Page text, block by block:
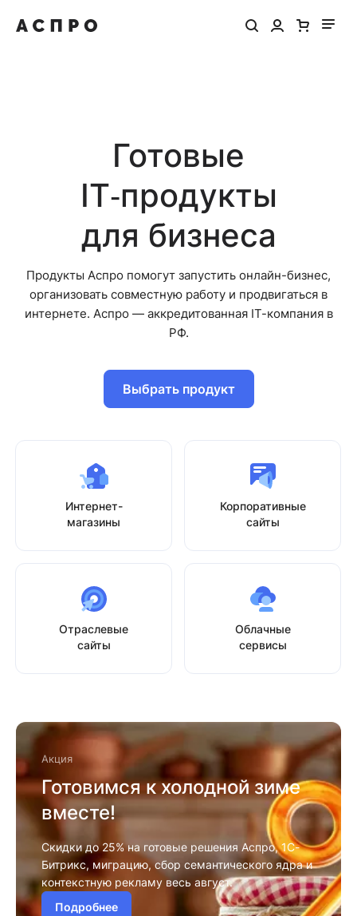
Готовые
IT‑продукты
для бизнеса
Продукты Аспро помогут запустить онлайн-бизнес,
организовать совместную работу и продвигаться в
интернете. Аспро — аккредитованная IT-компания в
РФ.
Интернет-
магазины
Корпоративные
сайты
Отраслевые
сайты
Облачные
сервисы
Выбрать продукт
Акция
Готовимся к холодной зиме
вместе!
Скидки до 25% на готовые решения Аспро, 1С-
Битрикс, миграцию, сбор семантического ядра и
контекстную рекламу весь август.
Подробнее